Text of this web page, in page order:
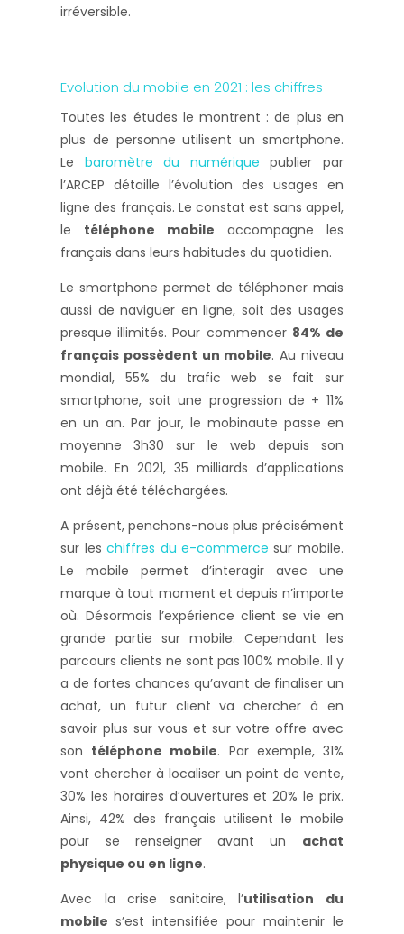
irréversible.
Evolution du mobile en 2021 : les chiffres
Toutes les études le montrent : de plus en
plus de personne utilisent un smartphone.
Le baromètre du numérique publier par
l’ARCEP détaille l’évolution des usages en
ligne des français. Le constat est sans appel,
le téléphone mobile accompagne les
français dans leurs habitudes du quotidien.
Le smartphone permet de téléphoner mais
aussi de naviguer en ligne, soit des usages
presque illimités. Pour commencer 84% de
français possèdent un mobile. Au niveau
mondial, 55% du trafic web se fait sur
smartphone, soit une progression de + 11%
en un an. Par jour, le mobinaute passe en
moyenne 3h30 sur le web depuis son
mobile. En 2021, 35 milliards d’applications
ont déjà été téléchargées.
A présent, penchons-nous plus précisément
sur leschiffres du e-commerce sur mobile.
Le mobile permet d’interagir avec une
marque à tout moment et depuis n’importe
où. Désormais l’expérience client se vie en
grande partie sur mobile. Cependant les
parcours clients ne sont pas 100% mobile. Il y
a de fortes chances qu’avant de finaliser un
achat, un futur client va chercher à en
savoir plus sur vous et sur votre offre avec
son téléphone mobile. Par exemple, 31%
vont chercher à localiser un point de vente,
30% les horaires d’ouvertures et 20% le prix.
Ainsi, 42% des français utilisent le mobile
pour se renseigner avant un achat
physique ou en ligne.
Avec la crise sanitaire, l’utilisation du
mobiles’est intensifiée pour maintenir le